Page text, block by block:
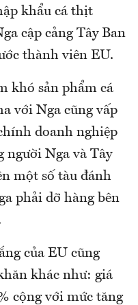
khẩu cá thịt
cập cảng Tây Ban
thành viên EU.
khó sản phẩm cá
với Nga cũng vấp
doanh nghiệp
người Nga và Tây
một số tàu đánh
phải dỡ hàng bên
của EU cũng
khác như: giá
cộng với mức tăng